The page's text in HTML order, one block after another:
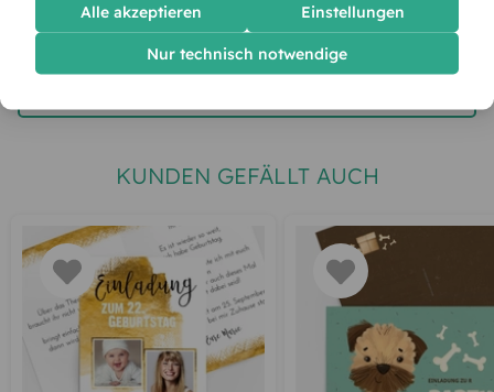
jetzt gestalten
KUNDEN GEFÄLLT AUCH
Alle akzeptieren Einstellungen
Nur technisch notwendige